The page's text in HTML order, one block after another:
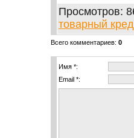
Просмотров:
товарный
Всего комментариев: 0
Имя *:
Email *: